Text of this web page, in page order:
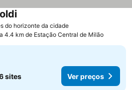
do horizonte da cidadeVer preços
Ver preços
a 4.4 km de Estação Central de Milão
sites Ver preços